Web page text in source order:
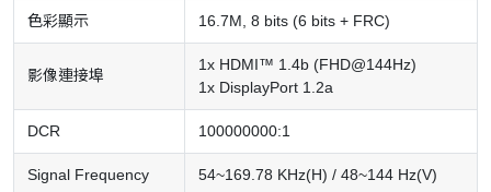
色彩顯示 16.7M, 8 bits (6 bits + FRC)
影像連接埠
1x HDMI™ 1.4b (FHD@144Hz)
1x DisplayPort 1.2a
DCR 100000000:1
Signal Frequency 54~169.78 KHz(H) / 48~144 Hz(V)